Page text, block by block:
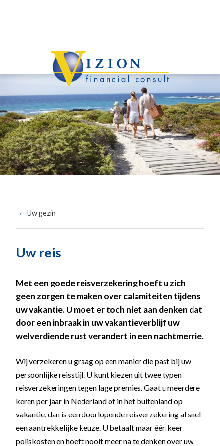
Uw gezin
Uw reis
Met een goede reisverzekering hoeft u zich
geen zorgen te maken over calamiteiten tijdens
uw vakantie. U moet er toch niet aan denken dat
door een inbraak in uw vakantieverblijf uw
welverdiende rust verandert in een nachtmerrie.
Wij verzekeren u graag op een manier die past bij uw
persoonlijke reisstijl. U kunt kiezen uit twee typen
reisverzekeringen tegen lage premies. Gaat u meerdere
keren per jaar in Nederland of in het buitenland op
vakantie, dan is een doorlopende reisverzekering al snel
een aantrekkelijke keuze. U betaalt maar één keer
poliskosten en hoeft nooit meer na te denken over uw